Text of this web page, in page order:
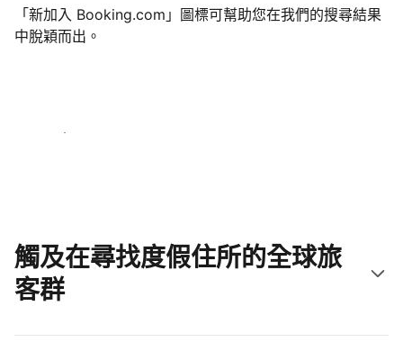
「新加入 Booking.com」圖標可幫助您在我們的搜尋結果
中脫穎而出。
立即開始吧
觸及在尋找度假住所的全球旅
客群